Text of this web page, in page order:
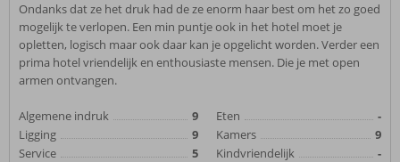
Ondanks dat ze het druk had de ze enorm haar best om het zo goed
mogelijk te verlopen. Een min puntje ook in het hotel moet je
opletten, logisch maar ook daar kan je opgelicht worden. Verder een
prima hotel vriendelijk en enthousiaste mensen. Die je met open
armen ontvangen.
Algemene indruk
9
Ligging
9
Service
5
Eten
-
Kamers
9
Kindvriendelijk
-